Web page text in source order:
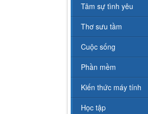
Tâm sự tình yêu
Thơ sưu tầm
Cuộc sống
Phần mềm
Kiến thức máy tính
Học tập